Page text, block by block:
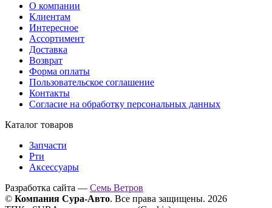
О компании
Клиентам
Интересное
Ассортимент
Доставка
Возврат
Форма оплаты
Пользовательское соглашение
Контакты
Согласие на обработку персональных данных
Каталог товаров
Запчасти
Рти
Аксессуары
Разработка сайта — Семь Ветров
© Компания Сура-Авто. Все права защищены. 2026